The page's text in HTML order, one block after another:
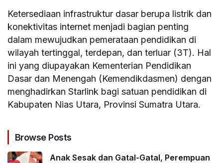
Ketersediaan infrastruktur dasar berupa listrik dan
konektivitas internet menjadi bagian penting
dalam mewujudkan pemerataan pendidikan di
wilayah tertinggal, terdepan, dan terluar (3T). Hal
ini yang diupayakan Kementerian Pendidikan
Dasar dan Menengah (Kemendikdasmen) dengan
menghadirkan Starlink bagi satuan pendidikan di
Kabupaten Nias Utara, Provinsi Sumatra Utara.
Browse Posts
Anak Sesak dan Gatal-Gatal, Perempuan